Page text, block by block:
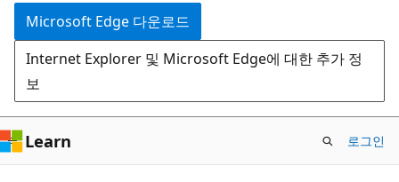
건
너
뛰
기
Microsoft Edge 다운로드
Internet Explorer 및 Microsoft Edge에 대한 추가 정
보
Learn 로그인